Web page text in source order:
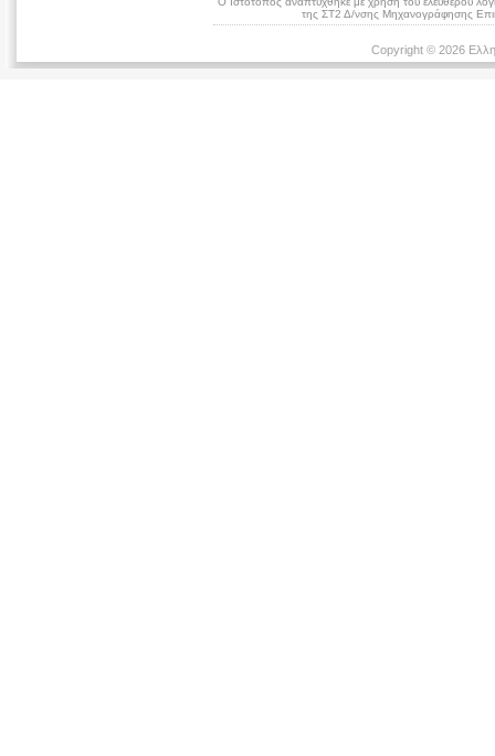
της ΣΤ2 Δ/νσης Μηχανογράφησης
Copyright © 2026